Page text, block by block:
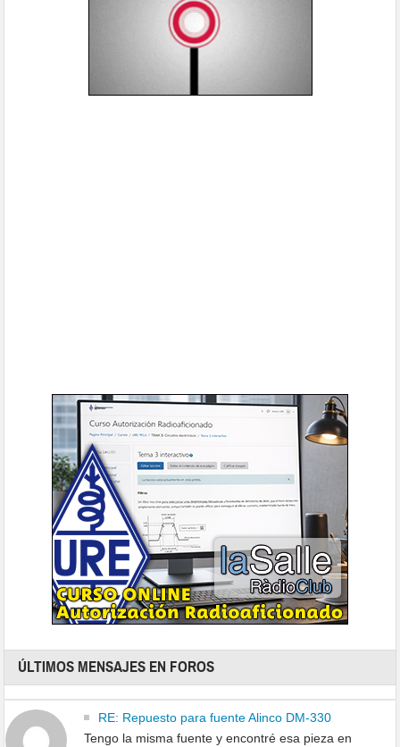
ÚLTIMOS MENSAJES EN FOROS
RE: Repuesto para fuente Alinco DM-330
Tengo la misma fuente y encontré esa pieza en